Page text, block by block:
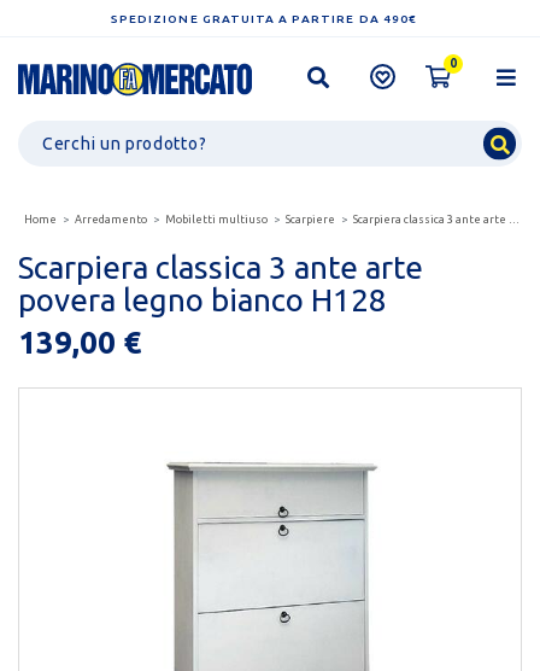
SPEDIZIONE GRATUITA A PARTIRE DA 490€
0
Home Arredamento Mobiletti multiuso Scarpiere Scarpiera classica 3 ante arte povera legno bianco...
Scarpiera classica 3 ante arte
povera legno bianco H128
139,00 €